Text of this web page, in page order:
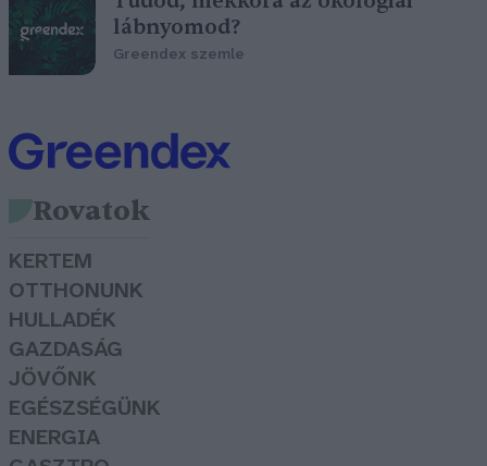
lábnyomod?
Greendex szemle
Rovatok
KERTEM
OTTHONUNK
HULLADÉK
GAZDASÁG
JÖVŐNK
EGÉSZSÉGÜNK
ENERGIA